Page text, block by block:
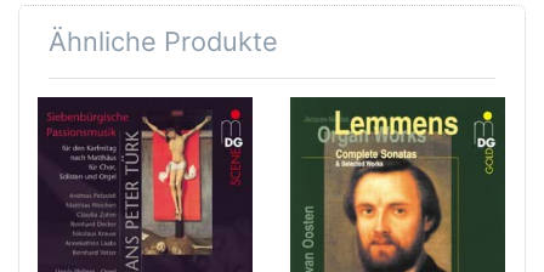
Der Orgelvirtuose Bovet komponierte erstaunlich
selten für sein Instrument; und doch umfassen die
spannende Jahre zeitgenössischer
Musikgeschichte. Wir lernen genauso den
jugendlichen Sturm- und Drangkomponisten
kennen, der hörbar von Bernsteins West Side Story
schwärmt, wie den meisterhaften Improvisator der
Spätzeit.
Ähnliche Produkte